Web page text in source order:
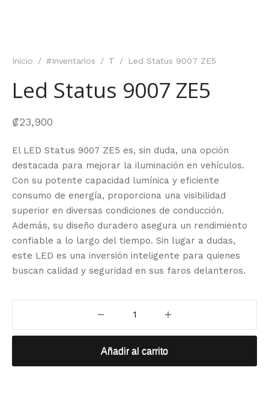
Inicio / #Inventarios / T / Led Status 9007 ZE5
Led Status 9007 ZE5
₡23,900
El LED Status 9007 ZE5 es, sin duda, una opción
destacada para mejorar la iluminación en vehículos.
Con su potente capacidad lumínica y eficiente
consumo de energía, proporciona una visibilidad
superior en diversas condiciones de conducción.
Además, su diseño duradero asegura un rendimiento
confiable a lo largo del tiempo. Sin lugar a dudas,
este LED es una inversión inteligente para quienes
buscan calidad y seguridad en sus faros delanteros.
Añadir al carrito